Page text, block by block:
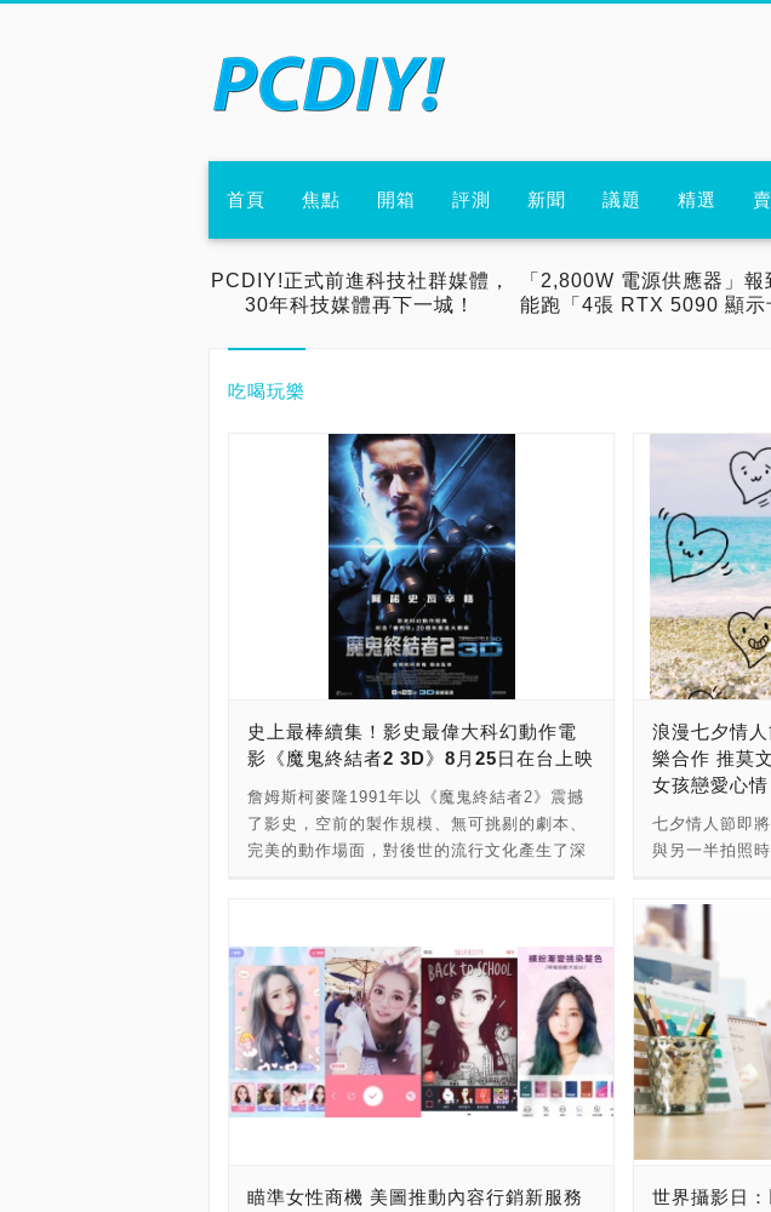
首頁 焦點 開箱 評測 新聞 議題 精選
PCDIY!正式前進科技社群媒體，
30年科技媒體再下一城！
「2,800W 電源供應器」報
能跑「4張 RTX 5090 顯示
吃喝玩樂
史上最棒續集！影史最偉大科幻動作電
影《魔鬼終結者2 3D》8月25日在台上映
詹姆斯柯麥隆1991年以《魔鬼終結者2》震撼
了影史，空前的製作規模、無可挑剔的劇本、
完美的動作場面，對後世的流行文化產生了深
「審判日」發生20週年，《魔鬼終結者2》也
即以嶄新的3D面貌，在經過億萬導演詹姆斯柯
麥隆修復過後，以更完美的姿態與新舊影迷見
面，而《魔鬼終結者2 3D》更有可能是影迷在
大銀幕觀賞的最後機會，《魔鬼終結者2 3D》
8月25日在台上映。 知名國際男性雜誌
《Maxim》將《魔鬼終結者2》評比為史上最
史先鋒的電腦特效，「液態金屬人」T-1000型
浪漫七夕情
樂合作 推莫
女孩戀愛心情
七夕情人節即
與另一半拍照
一樣感到不滿
怨，除了拍照
嫌棄拍照拍太
修圖App認為
尼音樂合作推
Do 及其他經典
錄」邊框，只
區，就能看到
的經典邊框。
選，美圖公司
瞄準女性商機 美圖推動內容行銷新服務
世界攝影日